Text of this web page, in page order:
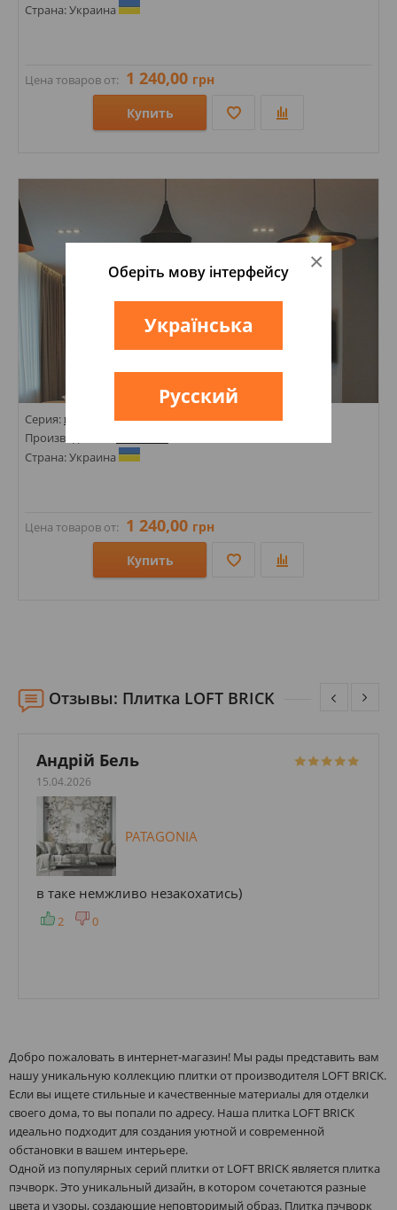
Страна: Украина
Цена товаров от: 1 240,00 грн
Купить
Стили: Под кирпич;
Серия: ROMANCE
Производитель:
Страна: Украина
Цена товаров от: 1 240,00 грн
Купить
Отзывы: Плитка LOFT BRICK
Андрій Бель
15.04.2026
PATAGONIA
в таке немжливо незакохатись)
2 0
Добро пожаловать в интернет-магазин! Мы рады представить вам
нашу уникальную коллекцию плитки от производителя LOFT BRICK.
Если вы ищете стильные и качественные материалы для отделки
своего дома, то вы попали по адресу. Наша плитка LOFT BRICK
идеально подходит для создания уютной и современной
обстановки в вашем интерьере.
Одной из популярных серий плитки от LOFT BRICK является плитка
пэчворк. Это уникальный дизайн, в котором сочетаются разные
цвета и узоры, создающие неповторимый образ. Плитка пэчворк
×
Оберіть мову інтерфейсу
Українська
Русский